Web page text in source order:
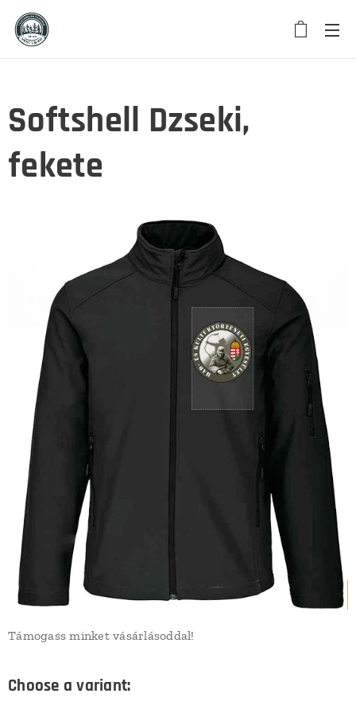
Softshell Dzseki,
fekete
Támogass minket vásárlásoddal!
Choose a variant: